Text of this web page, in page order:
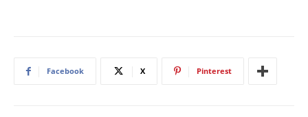
Facebook X Pinterest